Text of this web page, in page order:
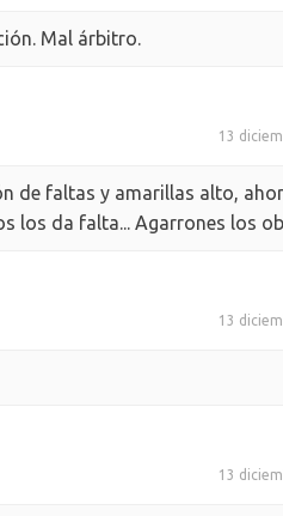
Mal árbitro.
13
de faltas y amarillas alto,
los da falta... Agarrones los
13
13